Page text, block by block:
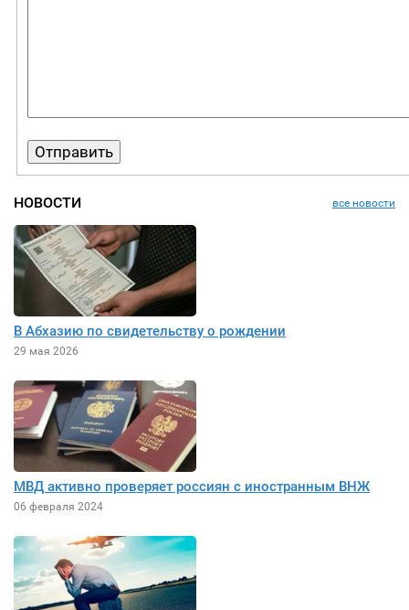
НОВОСТИ все новости
В Абхазию по свидетельству о рождении
29 мая 2026
МВД активно проверяет россиян с иностранным ВНЖ
06 февраля 2024